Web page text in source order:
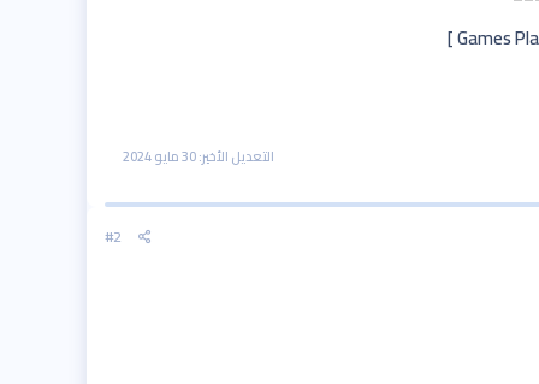
التعديل الأخير:30 مايو 2024
#2